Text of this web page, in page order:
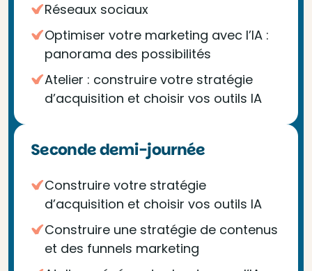
Réseaux sociaux
Optimiser votre marketing avec l’IA :
panorama des possibilités
Atelier : construire votre stratégie
d’acquisition et choisir vos outils IA
Seconde demi-journée
Construire votre stratégie
d’acquisition et choisir vos outils IA
Construire une stratégie de contenus
et des funnels marketing